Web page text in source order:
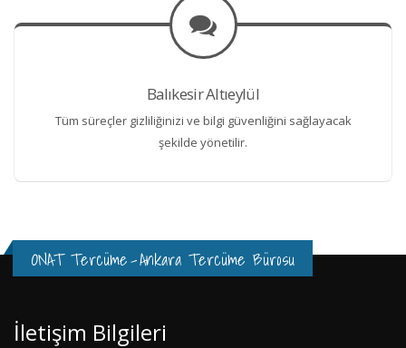
Balıkesir Altıeylül
Tüm süreçler gizliliğinizi ve bilgi güvenliğini sağlayacak
şekilde yönetilir.
ONAT Tercüme-Ankara Tercüme Bürosu
İletişim Bilgileri